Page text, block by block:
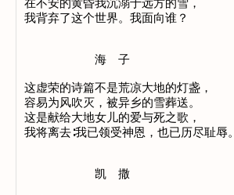
在不安的黄昏我沉溺于远方的雪，
我背弃了这个世界。我面向谁？
海 子
这虚荣的诗篇不是荒凉大地的灯盏，
容易为风吹灭，被异乡的雪葬送。
这是献给大地女儿的爱与死之歌，
我将离去∶我已领受神恩，也已历尽耻辱。
凯 撒